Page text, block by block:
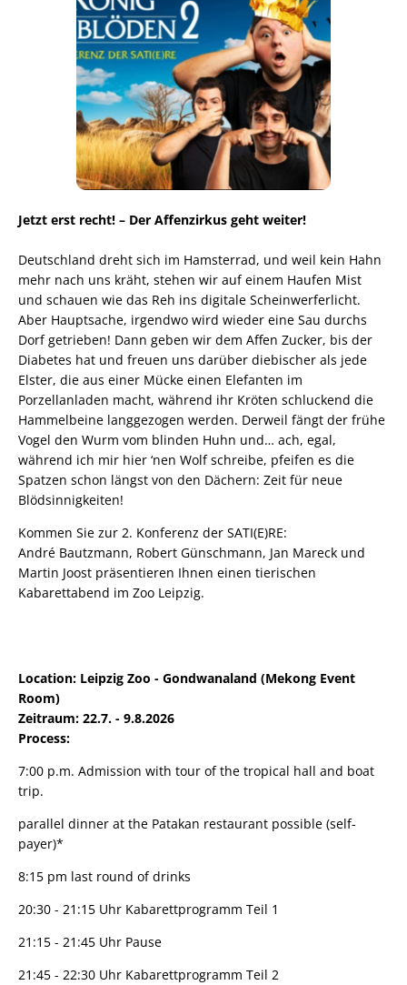
Jetzt erst recht! – Der Affenzirkus geht weiter!
Deutschland dreht sich im Hamsterrad, und weil kein Hahn
mehr nach uns kräht, stehen wir auf einem Haufen Mist
und schauen wie das Reh ins digitale Scheinwerferlicht.
Aber Hauptsache, irgendwo wird wieder eine Sau durchs
Dorf getrieben! Dann geben wir dem Affen Zucker, bis der
Diabetes hat und freuen uns darüber diebischer als jede
Elster, die aus einer Mücke einen Elefanten im
Porzellanladen macht, während ihr Kröten schluckend die
Hammelbeine langgezogen werden. Derweil fängt der frühe
Vogel den Wurm vom blinden Huhn und… ach, egal,
während ich mir hier ‘nen Wolf schreibe, pfeifen es die
Spatzen schon längst von den Dächern: Zeit für neue
Blödsinnigkeiten!
Kommen Sie zur 2. Konferenz der SATI(E)RE:
André Bautzmann, Robert Günschmann, Jan Mareck und
Martin Joost präsentieren Ihnen einen tierischen
Kabarettabend im Zoo Leipzig.
Location: Leipzig Zoo - Gondwanaland (Mekong Event
Room)
Zeitraum: 22.7. - 9.8.2026
Process:
7:00 p.m. Admission with tour of the tropical hall and boat
trip.
parallel dinner at the Patakan restaurant possible (self-
payer)*
8:15 pm last round of drinks
20:30 - 21:15 Uhr Kabarettprogramm Teil 1
21:15 - 21:45 Uhr Pause
21:45 - 22:30 Uhr Kabarettprogramm Teil 2